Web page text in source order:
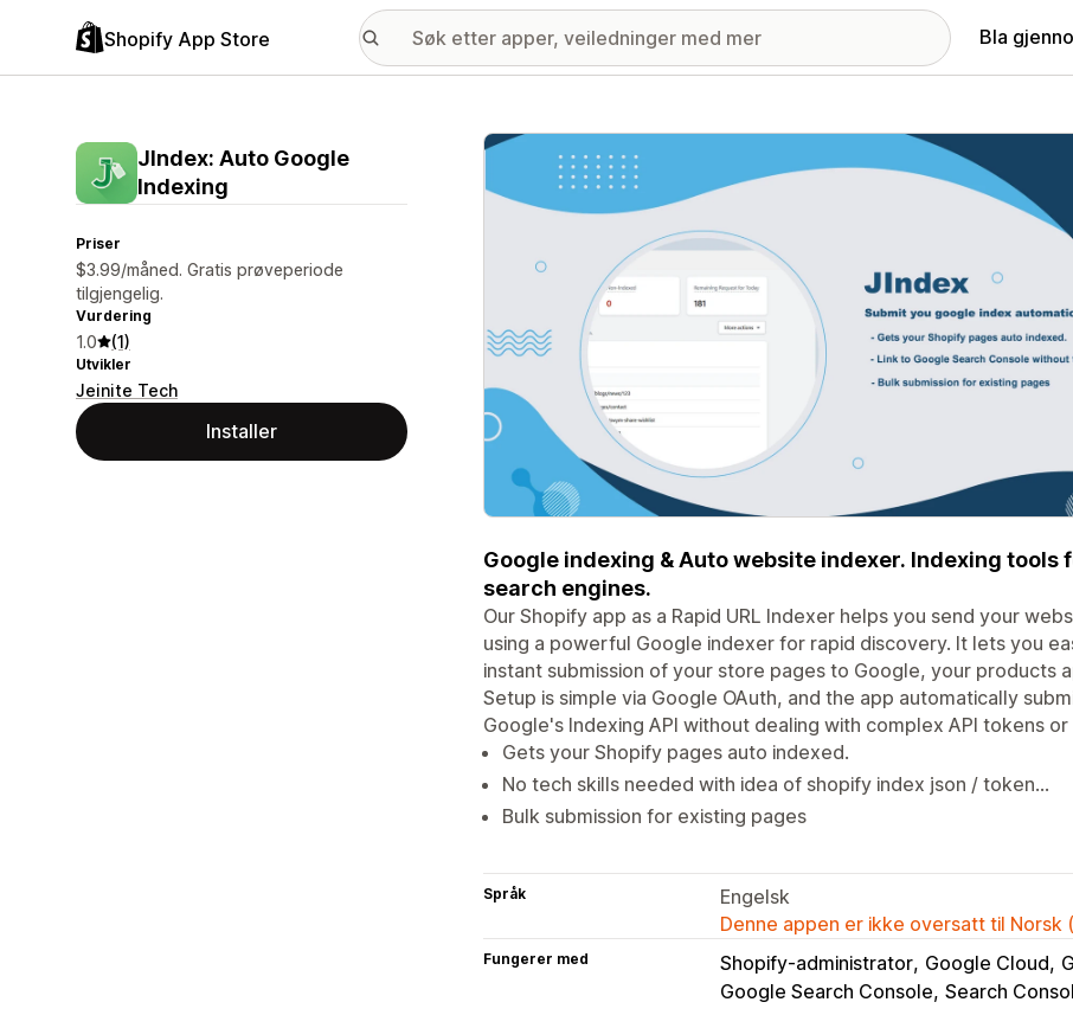
Shopify App Store Bla
JIndex: Auto Google
Indexing
Priser
$3.99/måned. Gratis prøveperiode
tilgjengelig.
Vurdering
1.0 (1)
Utvikler
Jeinite Tech
Installer
Galleri med fremhevede bilder
Google indexing & Auto website indexer. Indexing tools
search engines.
Our Shopify app as a Rapid URL Indexer helps you send your
using a powerful Google indexer for rapid discovery. It lets you
instant submission of your store pages to Google, your products
Setup is simple via Google OAuth, and the app automatically
Google's Indexing API without dealing with complex API tokens or
Gets your Shopify pages auto indexed.
No tech skills needed with idea of shopify index json / token...
Bulk submission for existing pages
Språk
Engelsk
Denne appen er ikke oversatt til Norsk
Fungerer med Shopify-administrator Google Cloud
Google Search Console Search